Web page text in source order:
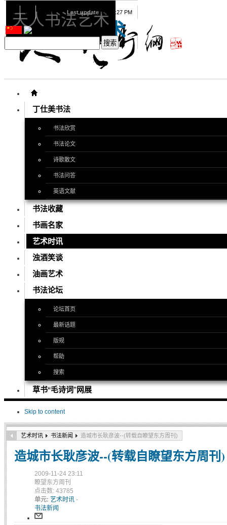
天人书法艺术
丁仕美书法
书法欣赏
书法论文
诗歌散文
书法问答
英语文献
书法收藏
书画名家
艺术时讯
浊酒笑谈
油画艺术
书法论坛
论坛首页
最新话题
版规
帮助
搜索
草书“毛诗词”网展
Skip to content
08 08 2026 Last update 08:15:27 PM
艺术时讯 书法新闻 造城市长耿彦波--(转载自瞭望东方周刊)
造城市长耿彦波--(转载自瞭望东方周刊)
2009-11-24 23:11
瞭望东方周刊
点击数: 43785
单元: 艺术时讯 -
书法新闻
天人书法艺术